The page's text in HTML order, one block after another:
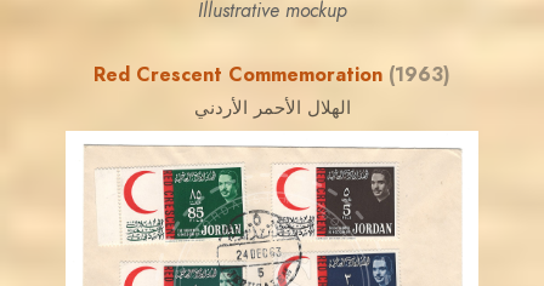
Illustrative mockup
Red Crescent Commemoration (1963)
الهلال الأحمر الأردني
JORDANSTAMPS.COM